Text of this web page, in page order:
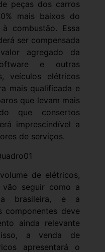
peças dos carros
mais baixos do
combustão. Essa
ser compensada
agregado da
e outras
veículos elétricos
mais qualificada e
que levam mais
que consertos
imprescindível a
de serviços.
de elétricos,
seguir como a
brasileira, e a
componentes deve
ainda relevante
a venda de
apresentará o